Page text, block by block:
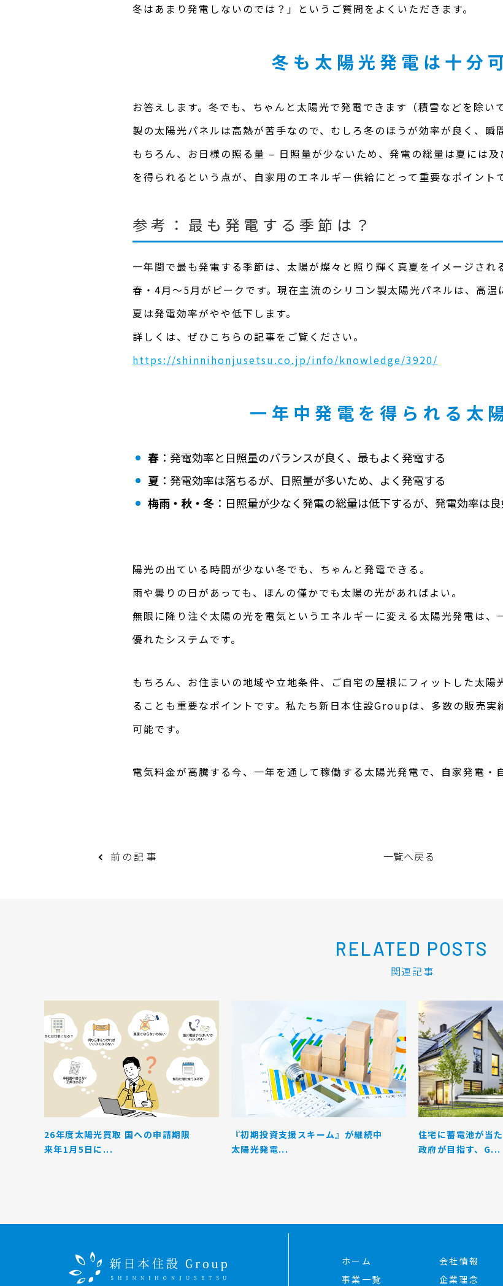
冬はあまり発電しないのでは？」というご質問をよくいただきます。
冬も太陽光発電は十分
お答えします。冬でも、ちゃんと太陽光で発電できます（積雪などを除い
製の太陽光パネルは高熱が苦手なので、むしろ冬のほうが効率が良く、瞬
もちろん、お日様の照る量 – 日照量が少ないため、発電の総量は夏には
を得られるという点が、自家用のエネルギー供給にとって重要なポイントで
参考：最も発電する季節は？
一年間で最も発電する季節は、太陽が燦々と照り輝く真夏をイメージされ
春・4月〜5月がピークです。現在主流のシリコン製太陽光パネルは、高
夏は発電効率がやや低下します。
詳しくは、ぜひこちらの記事をご覧ください。
​​https://shinnihonjusetsu.co.jp/info/knowledge/3920/
一年中発電を得られる太
春 ：発電効率と日照量のバランスが良く、最もよく発電する
夏 ：発電効率は落ちるが、日照量が多いため、よく発電する
梅雨・秋・冬 ：日照量が少なく発電の総量は低下するが、発電効率は
陽光の出ている時間が少ない冬でも、ちゃんと発電できる。
雨や曇りの日があっても、ほんの僅かでも太陽の光があればよい。
無限に降り注ぐ太陽の光を電気というエネルギーに変える太陽光発電は、
優れたシステムです。
もちろん、お住まいの地域や立地条件、ご自宅の屋根にフィットした太陽
ることも重要なポイントです。私たち新日本住設Groupは、多数の販売実
可能です。
電気料金が高騰する今、一年を通して稼働する太陽光発電で、自家発電・
前の記事 一覧へ戻る
RELATED POSTS
関連記事
26年度太陽光買取 国への申請期限
来年1月5日に...
『初期投資支援スキーム』が継続中
太陽光発電...
住宅に蓄電池が当
政府が目指す、G...
ホーム
事業一覧
会社情報
企業理念